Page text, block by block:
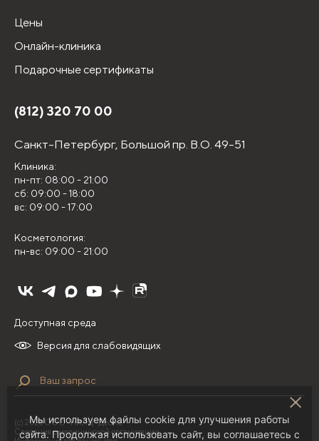
Цены
Онлайн-клиника
Подарочные сертификаты
(812) 320 70 00
Санкт-Петербург, Большой пр. В.О. 49-51
Клиника:
пн-пт: 08:00 - 21:00
сб: 09:00 - 18:00
вс: 09:00 - 17:00
Косметология:
пн-вс: 09:00 - 21:00
Версия для слабовидящих
Доступная среда
(с) 2026 ООО "НИЛЦ "Деома"
Сведения о медицинской организации
Мы используем файлы cookie для улучшения работы
сайта. Продолжая использовать сайт, вы соглашаетесь с